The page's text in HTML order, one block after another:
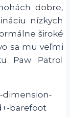
dobre,
nízkych
široké
sa mu veľmi
Paw Patrol